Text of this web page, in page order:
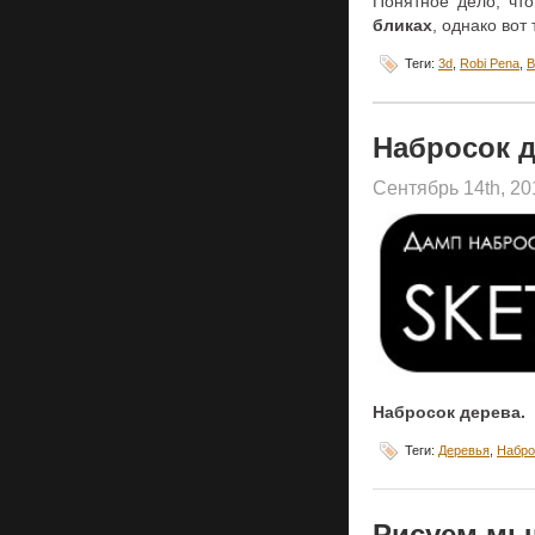
бликах, однако
Теги: 3d Robi Pena
Набросок
Сентябрь 14th,
Набросок дерева.
Теги: Деревья